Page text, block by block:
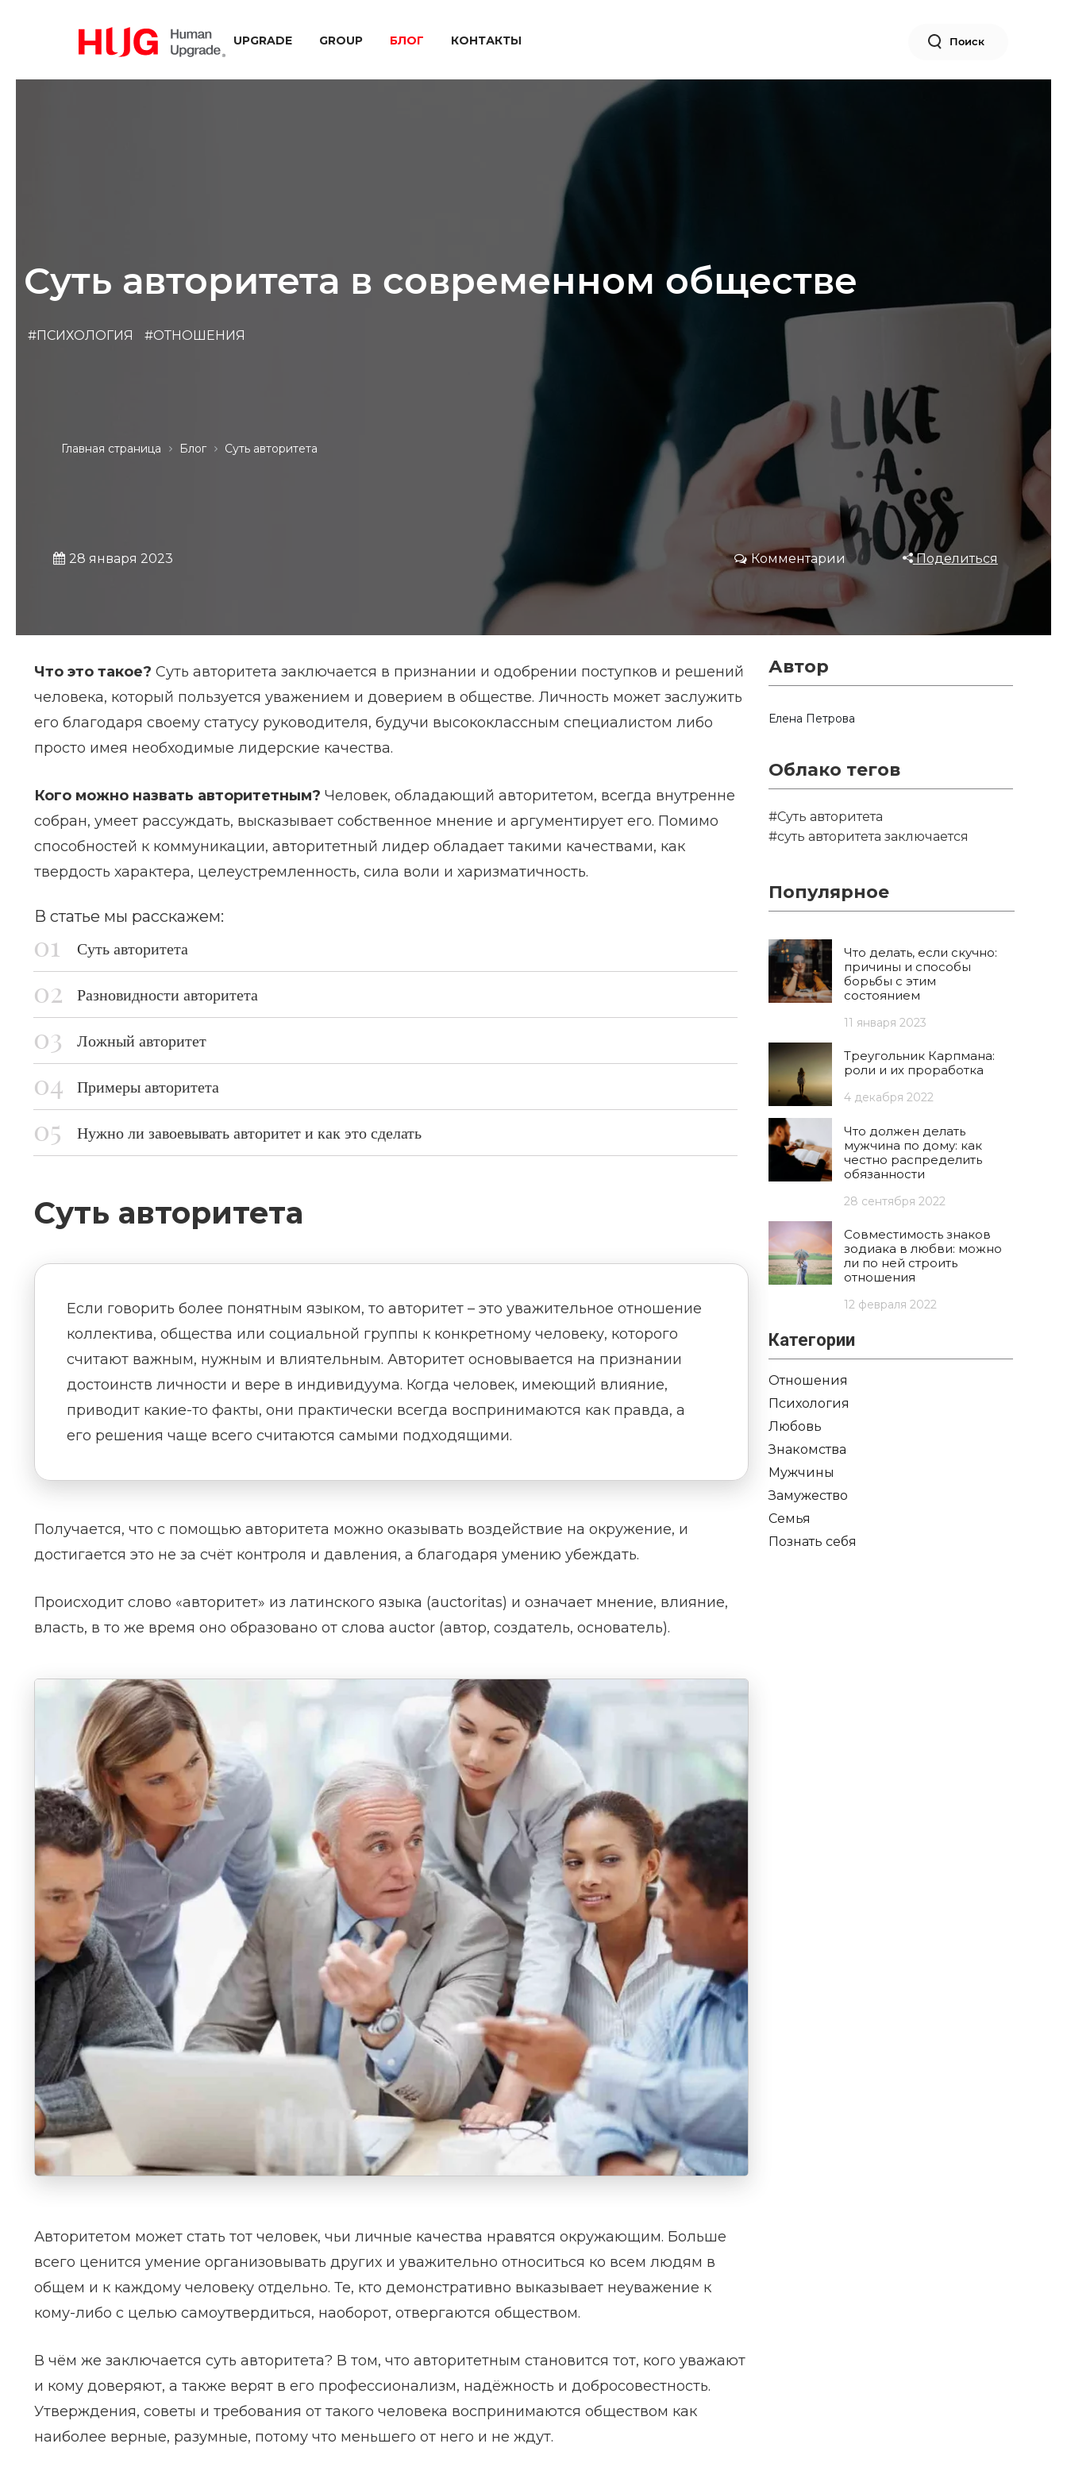
UPGRADE GROUP БЛОГ КОНТАКТЫ Поиск
Главная страница Блог Суть авторитета
Суть авторитета в современном обществе
#ПСИХОЛОГИЯ #ОТНОШЕНИЯ
28 января 2023 Комментарии Поделиться
Что это такое? Суть авторитета заключается в признании и одобрении поступков и решений
человека, который пользуется уважением и доверием в обществе. Личность может заслужить
его благодаря своему статусу руководителя, будучи высококлассным специалистом либо
просто имея необходимые лидерские качества.
Кого можно назвать авторитетным? Человек, обладающий авторитетом, всегда внутренне
собран, умеет рассуждать, высказывает собственное мнение и аргументирует его. Помимо
способностей к коммуникации, авторитетный лидер обладает такими качествами, как
твердость характера, целеустремленность, сила воли и харизматичность.
В статье мы расскажем:
Суть авторитета
Разновидности авторитета
Ложный авторитет
Примеры авторитета
Нужно ли завоевывать авторитет и как это сделать
Суть авторитета
Если говорить более понятным языком, то авторитет – это уважительное отношение
коллектива, общества или социальной группы к конкретному человеку, которого
считают важным, нужным и влиятельным. Авторитет основывается на признании
достоинств личности и вере в индивидуума. Когда человек, имеющий влияние,
приводит какие-то факты, они практически всегда воспринимаются как правда, а
его решения чаще всего считаются самыми подходящими.
Получается, что с помощью авторитета можно оказывать воздействие на окружение, и
достигается это не за счёт контроля и давления, а благодаря умению убеждать.
Происходит слово «авторитет» из латинского языка (auctoritas) и означает мнение, влияние,
власть, в то же время оно образовано от слова auctor (автор, создатель, основатель).
Авторитетом может стать тот человек, чьи личные качества нравятся окружающим. Больше
всего ценится умение организовывать других и уважительно относиться ко всем людям в
общем и к каждому человеку отдельно. Те, кто демонстративно выказывает неуважение к
кому-либо с целью самоутвердиться, наоборот, отвергаются обществом.
В чём же заключается суть авторитета? В том, что авторитетным становится тот, кого уважают
и кому доверяют, а также верят в его профессионализм, надёжность и добросовестность.
Утверждения, советы и требования от такого человека воспринимаются обществом как
наиболее верные, разумные, потому что меньшего от него и не ждут.
Автор
Елена Петрова
Облако тегов
#Суть авторитета
#суть авторитета заключается
Популярное
Что делать, если скучно:
причины и способы
борьбы с этим
состоянием
11 января 2023
Треугольник Карпмана:
роли и их проработка
4 декабря 2022
Что должен делать
мужчина по дому: как
честно распределить
обязанности
28 сентября 2022
Совместимость знаков
зодиака в любви: можно
ли по ней строить
отношения
12 февраля 2022
Категории
Отношения
Психология
Любовь
Знакомства
Мужчины
Замужество
Семья
Познать себя